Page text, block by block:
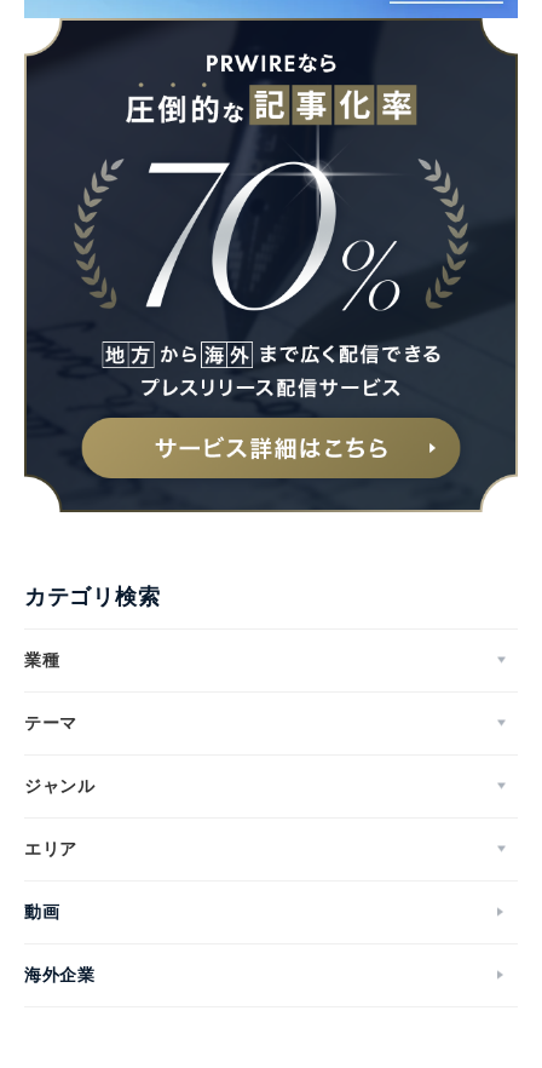
カテゴリ検索
業種
テーマ
ジャンル
エリア
動画
海外企業